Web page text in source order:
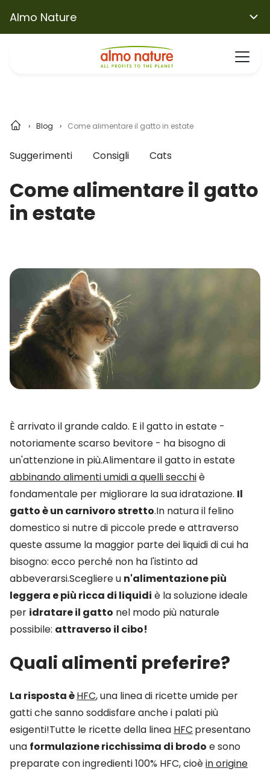
Almo Nature
Blog Come alimentare il gatto in estate
Suggerimenti Consigli Cats
Come alimentare il gatto
in estate
È arrivato il grande caldo. E il gatto in estate -
notoriamente scarso bevitore - ha bisogno di
un'attenzione in più.Alimentare il gatto in estate
abbinando alimenti umidi a quelli secchiè
fondamentale per migliorare la sua idratazione. Il
gatto è un carnivoro stretto.In natura il felino
domestico si nutre di piccole prede e attraverso
queste assume la maggior parte dei liquidi di cui ha
bisogno: ecco perché non ha l'istinto ad
abbeverarsi.Scegliere u n'alimentazione più
leggera e più ricca di liquidi è la soluzione ideale
per idratare il gatto nel modo più naturale
possibile: attraverso il cibo!
Quali alimenti preferire?
La risposta èHFC, una linea di ricette umide per
gatti che sanno soddisfare anche i palati più
esigenti!Tutte le ricette della linea HFC presentano
una formulazione ricchissima di brodo e sono
preparate con ingredienti 100% HFC, cioèin origine